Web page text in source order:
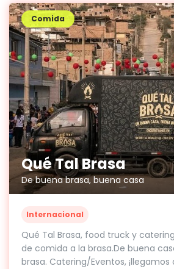
Qué Tal Brasa
De buena brasa, buena casa
Comida
Internacional
Qué Tal Brasa, food truck y
de comida a la brasa.De buena
brasa. Catering/Eventos, ¡llegamos